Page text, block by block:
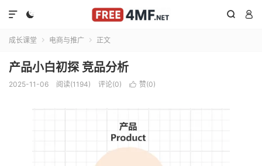
  

成长课堂  电商与推广  正文
产品小白初探 竞品分析
2025-11-06 阅读(1194) 评论(0)  赞(0)